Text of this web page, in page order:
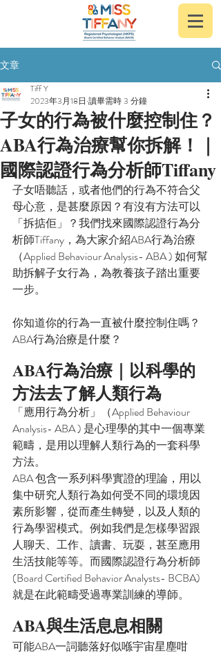
文章
子女的行為被什麼控制住？
ABA行為治療幫你拆解！｜
國際認證行為分析師Tiffany
Tiff Y
2023年3月18日 讀畢需時 3 分鐘
子女唔聽話，或者他們的行為不符合父
母心意，是甚麼原因？有沒有方法可以
「拆掂佢」？我們找來國際認證行為分
析師Tiffany，為大家介紹ABA行為治療
（Applied Behaviour Analysis- ABA ) 如何幫
助拆解子女行為，為教養孩子踏出重要
一步。
你知道你的行為一直被什麼控制住嗎？
ABA行為治療是什麼？
ABA行為治療｜以科學的
方法去了解人類行為
「應用行為分析」（Applied Behaviour
Analysis- ABA ) 是心理學的其中一個專業
範疇，是用以理解人類行為的一套科學
方法。
ABA 包含一系列科學實證的理論，用以
集中研究人類行為如何受不同的環境因
素所影響，從而產生轉變，以及人類的
行為學習模式。例如我們是怎樣學習跟
人聊天、工作、讀書、玩耍，甚至應用
生活技能等等。而國際認證行為分析師
(Board Certified Behavior Analysts- BCBA)
就是在此範疇受過專業訓練的導師。
ABA與生活息息相關
可能ABA一詞聽落好似喺宇宙星塵咁